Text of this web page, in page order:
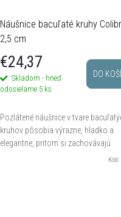
Náušnice bacuľaté kruhy
2,5 cm
€24,37
Skladom - hneď
odosielame 5 ks
DO
Pozlátené náušnice v tvare
kruhov pôsobia výrazne, hladko a
elegantne, pritom si zachovávajú
nadčasovú jednoduchosť. KrásneKód: